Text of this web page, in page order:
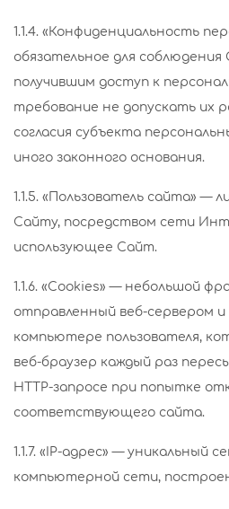
1.1.4. «Конфиденциальность
обязательное для
получившим доступ к
требование не допускать их
согласия субъекта
иного законного основания.
1.1.5. «Пользователь сайта» —
Сайту, посредством сети
использующее Сайт.
1.1.6. «Cookies» — небольшой
отправленный веб-сервером
компьютере пользователя,
веб-браузер каждый раз
HTTP-запросе при попытке
соответствующего сайта.
1.1.7. «IP-адрес» — уникальный
компьютерной сети,